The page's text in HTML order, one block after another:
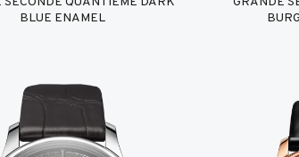
BLUE ENAMEL